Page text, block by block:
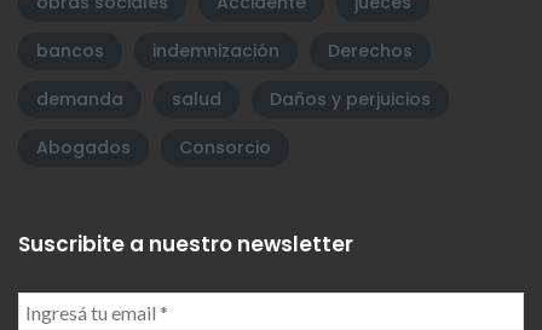
bancos
indemnización
Derechos
demanda
salud
Daños y perjuicios
Abogados
Consorcio
Suscribite a nuestro newsletter